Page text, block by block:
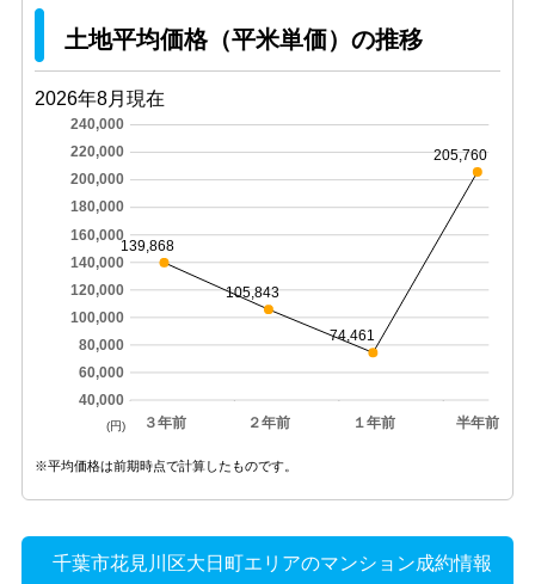
土地平均価格（平米単価）の推移
2026年8月現在
３年前 ２年前 １年前 半年前
40,000
60,000
80,000
100,000
120,000
140,000
160,000
180,000
200,000
220,000
240,000
139,868
105,843
74,461
205,760
(円)
※平均価格は前期時点で計算したものです。
千葉市花見川区大日町エリアのマンション成約情報